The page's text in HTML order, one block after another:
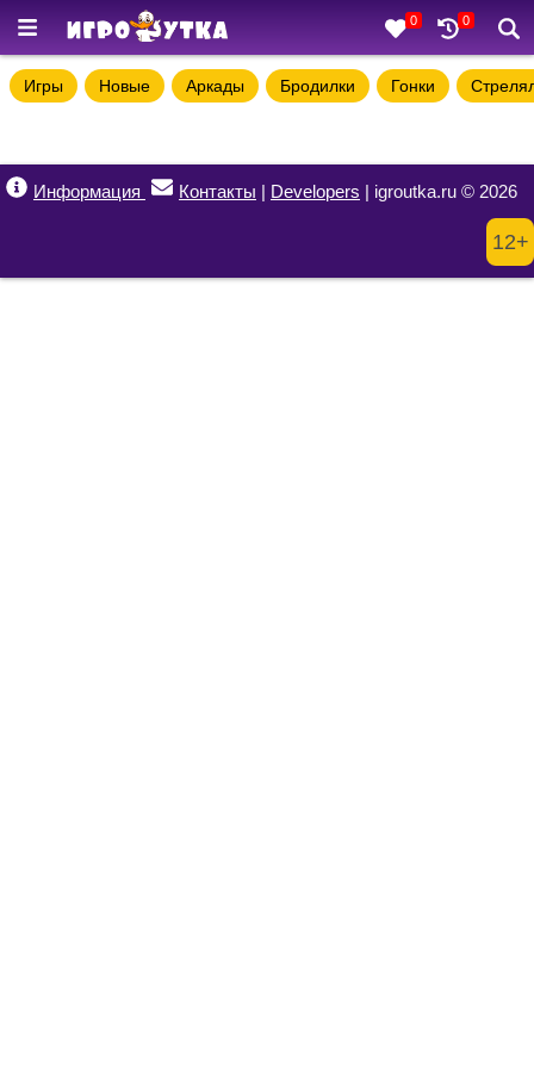
0 0
Игры Новые Аркады Бродилки Гонки
Информация Контакты | Developers | igroutka.ru © 2026
12+